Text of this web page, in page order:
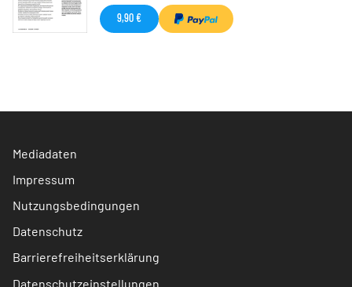
9,90 €
Mediadaten
Impressum
Nutzungsbedingungen
Datenschutz
Barrierefreiheitserklärung
Datenschutzeinstellungen